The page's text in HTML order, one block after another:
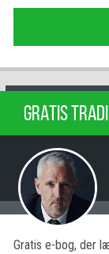
GRATIS
Gratis e-bog, der